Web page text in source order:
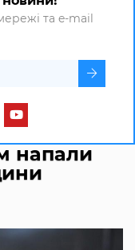
та e-mail
напали